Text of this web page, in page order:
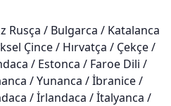
Rusça / Bulgarca / Katalanca
Çince / Hırvatça / Çekçe /
/ Estonca / Faroe Dili /
/ Yunanca / İbranice /
/ İrlandaca / İtalyanca /